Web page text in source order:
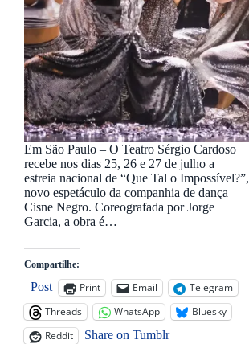
Em São Paulo – O Teatro Sérgio Cardoso
recebe nos dias 25, 26 e 27 de julho a
estreia nacional de “Que Tal o Impossível?”,
novo espetáculo da companhia de dança
Cisne Negro. Coreografada por Jorge
Garcia, a obra é…
Compartilhe:
Post Print Email
Telegram
Threads
WhatsApp
Bluesky
Reddit
Share on Tumblr